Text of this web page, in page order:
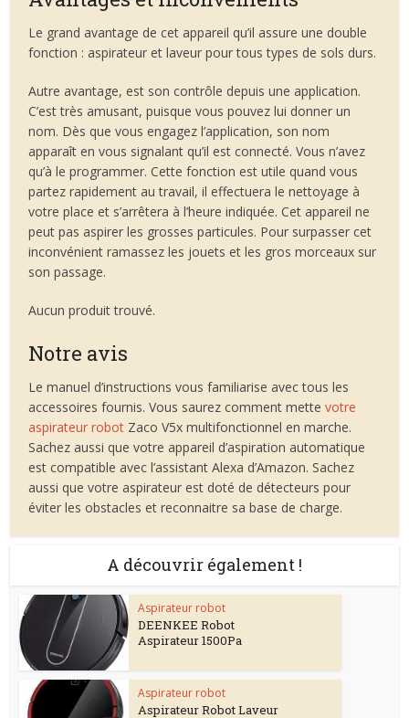
Le grand avantage de cet appareil qu’il assure une double
fonction : aspirateur et laveur pour tous types de sols durs.
Autre avantage, est son contrôle depuis une application.
C’est très amusant, puisque vous pouvez lui donner un
nom. Dès que vous engagez l’application, son nom
apparaît en vous signalant qu’il est connecté. Vous n’avez
qu’à le programmer. Cette fonction est utile quand vous
partez rapidement au travail, il effectuera le nettoyage à
votre place et s’arrêtera à l’heure indiquée. Cet appareil ne
peut pas aspirer les grosses particules. Pour surpasser cet
inconvénient ramassez les jouets et les gros morceaux sur
son passage.
Aucun produit trouvé.
Notre avis
Le manuel d’instructions vous familiarise avec tous les
accessoires fournis. Vous saurez comment mettevotre
aspirateur robot Zaco V5x multifonctionnel en marche.
Sachez aussi que votre appareil d’aspiration automatique
est compatible avec l’assistant Alexa d’Amazon. Sachez
aussi que votre aspirateur est doté de détecteurs pour
éviter les obstacles et reconnaitre sa base de charge.
A découvrir également !
Aspirateur robot
DEENKEE Robot
Aspirateur 1500Pa
Aspirateur robot
Aspirateur Robot Laveur